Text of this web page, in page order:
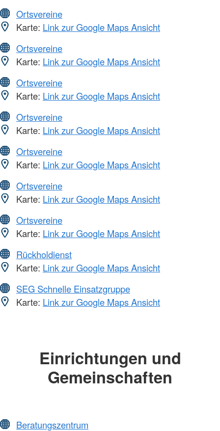
Ortsvereine
Karte: Link zur Google Maps Ansicht
Ortsvereine
Karte: Link zur Google Maps Ansicht
Ortsvereine
Karte: Link zur Google Maps Ansicht
Ortsvereine
Karte: Link zur Google Maps Ansicht
Ortsvereine
Karte: Link zur Google Maps Ansicht
Ortsvereine
Karte: Link zur Google Maps Ansicht
Ortsvereine
Karte: Link zur Google Maps Ansicht
Rückholdienst
Karte: Link zur Google Maps Ansicht
SEG Schnelle Einsatzgruppe
Karte: Link zur Google Maps Ansicht
Einrichtungen und
Gemeinschaften
Beratungszentrum